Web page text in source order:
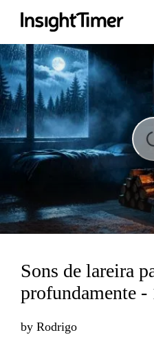
Loading...
Sons de lareira
profundamente -
by Rodrigo